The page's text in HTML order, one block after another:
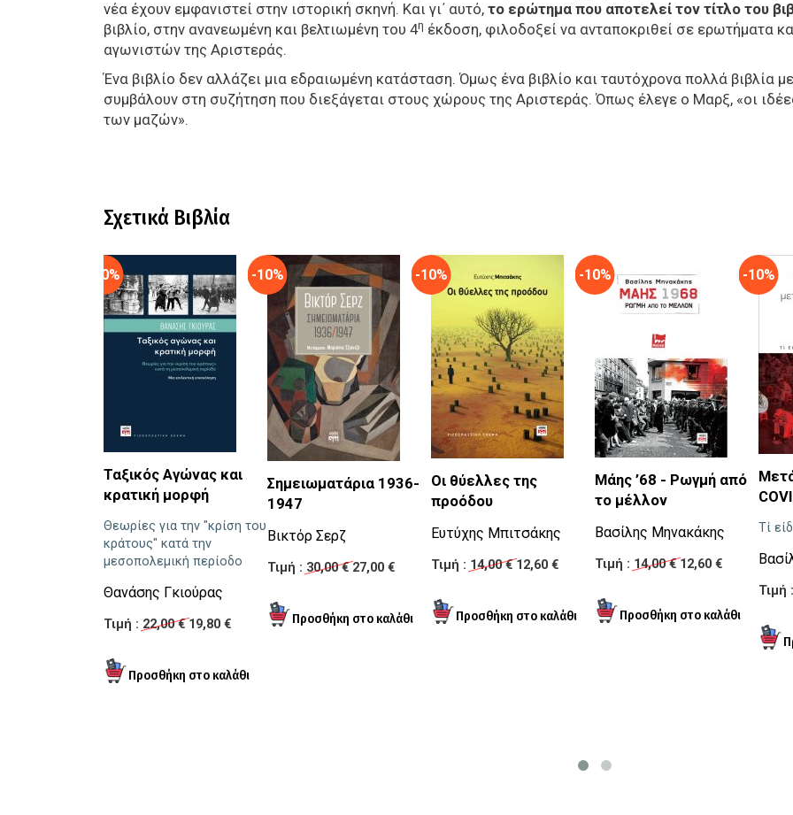
νέα έχουν εμφανιστεί στην ιστορική σκηνή. Και γι΄ αυτό, το ερώτημα που αποτελεί τον τίτλο του
βιβλίο, στην ανανεωμένη και βελτιωμένη του 4η έκδοση, φιλοδοξεί να ανταποκριθεί σε ερωτήματα
αγωνιστών της Αριστεράς.
Ένα βιβλίο δεν αλλάζει μια εδραιωμένη κατάσταση. Όμως ένα βιβλίο και ταυτόχρονα πολλά βιβλία
συμβάλουν στη συζήτηση που διεξάγεται στους χώρους της Αριστεράς. Όπως έλεγε ο Μαρξ, «οι
των μαζών».
Σχετικά Βιβλία
-10%
Ταξικός Αγώνας και
κρατική μορφή
Θεωρίες για την "κρίση του
κράτους" κατά την
μεσοπολεμική περίοδο
Θανάσης Γκιούρας
Τιμή : 22,00 €19,80 €
-10%
Σημειωματάρια 1936-
1947
Βικτόρ Σερζ
Τιμή : 30,00 €27,00 €
-10%
Οι θύελλες της
προόδου
Ευτύχης Μπιτσάκης
Τιμή : 14,00 €12,60 €
-10%
Μάης ’68 - Ρωγμή από
το μέλλον
Βασίλης Μηνακάκης
Τιμή : 14,00 €12,60 €
-10%
Τί
Τιμή :